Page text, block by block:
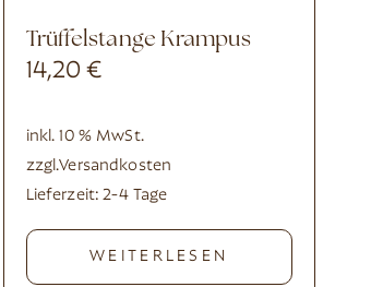
Trüffelstange Krampus
14,20 €
inkl. 10 % MwSt.
zzgl.Versandkosten
Lieferzeit:2-4 Tage
WEITERLESEN